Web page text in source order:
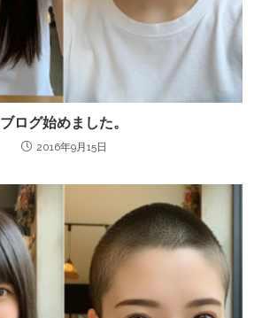
ブログ始めました。
2016年9月15日